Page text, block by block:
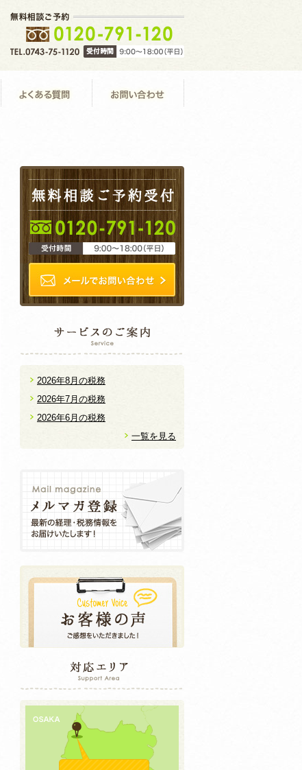
2026年8月の税務
2026年7月の税務
2026年6月の税務
一覧を見る